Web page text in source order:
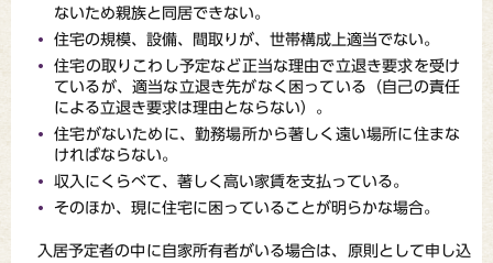
ないため親族と同居できない。
住宅の規模、設備、間取りが、世帯構成上適当でない。
住宅の取りこわし予定など正当な理由で立退き要求を受け
ているが、適当な立退き先がなく困っている（自己の責任
による立退き要求は理由とならない）。
住宅がないために、勤務場所から著しく遠い場所に住まな
ければならない。
収入にくらべて、著しく高い家賃を支払っている。
そのほか、現に住宅に困っていることが明らかな場合。
入居予定者の中に自家所有者がいる場合は、原則として申し込